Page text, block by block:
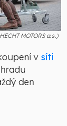
MOTORS a.s.)
v síti
den